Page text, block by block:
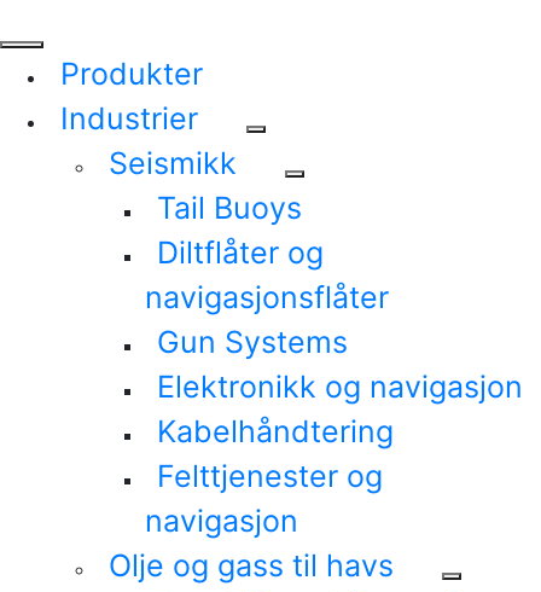
Produkter
Industrier
Seismikk
Tail Buoys
Diltflåter og
navigasjonsflåter
Gun Systems
Elektronikk og navigasjon
Kabelhåndtering
Felttjenester og
navigasjon
Olje og gass til havs